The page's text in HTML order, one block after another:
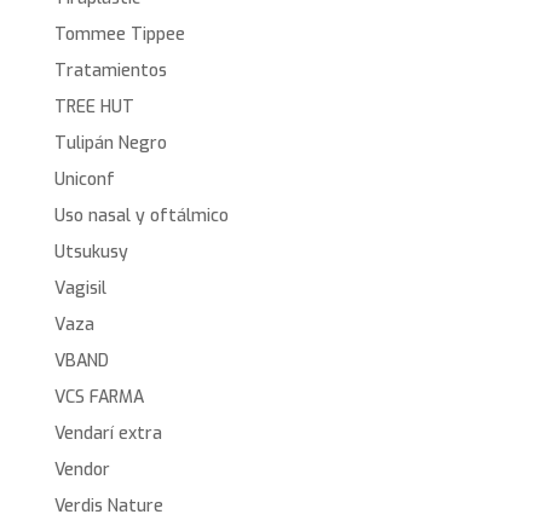
Tommee Tippee
Tratamientos
TREE HUT
Tulipán Negro
Uniconf
Uso nasal y oftálmico
Utsukusy
Vagisil
Vaza
VBAND
VCS FARMA
Vendarí extra
Vendor
Verdis Nature